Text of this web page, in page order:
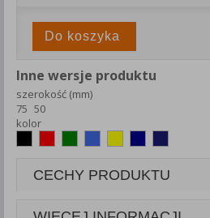
Do koszyka
Inne wersje produktu
szerokość (mm)
75 50
kolor
CECHY PRODUKTU